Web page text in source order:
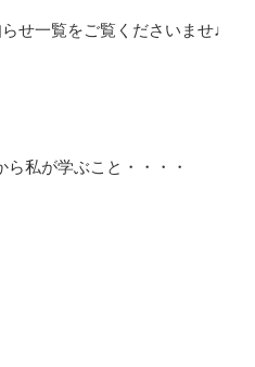
せ一覧をご覧くださいませ♩
私が学ぶこと・・・・